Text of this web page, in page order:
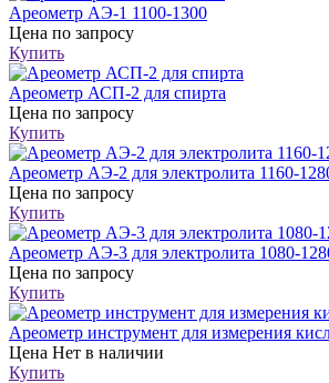
Ареометр АЭ-1 1100-1300
Цена по запросу
Купить
Ареометр АСП-2 для спирта
Цена по запросу
Купить
Ареометр АЭ-2 для электролита 1160-
Цена по запросу
Купить
Ареометр АЭ-3 для электролита 1080-
Цена по запросу
Купить
Ареометр инструмент для измерения
Цена Нет в наличии
Купить